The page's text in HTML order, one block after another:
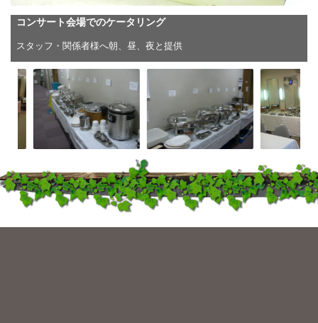
コンサート会場でのケータリング
スタッフ・関係者様へ朝、昼、夜と提供